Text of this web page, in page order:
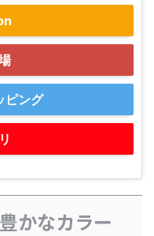
ピング
かなカラー